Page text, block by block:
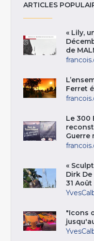
ARTICLES
« Lily,
de
Ferret
Le 300
Guerre
«
Dirk De
31 Août
"Icons